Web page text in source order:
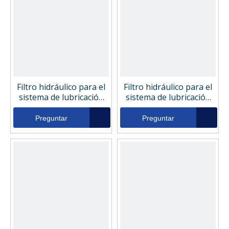
Filtro hidráulico para el
sistema de lubricación
de la máquina de moldeo
por inyección Taylor
2126a
Preguntar
Filtro hidráulico para el
sistema de lubricación
de la máquina de moldeo
por inyección Tamrock
20122051
Preguntar